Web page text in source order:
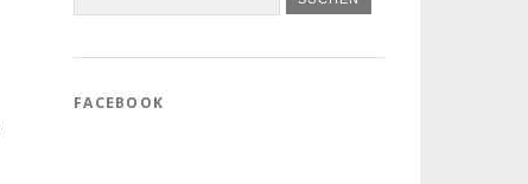
FACEBOOK